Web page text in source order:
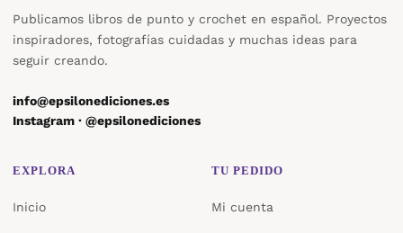
Publicamos libros de punto y crochet en español. Proyectos
inspiradores, fotografías cuidadas y muchas ideas para
seguir creando.
info@epsilonediciones.es
Instagram · @epsilonediciones
EXPLORA
Inicio
TU PEDIDO
Mi cuenta